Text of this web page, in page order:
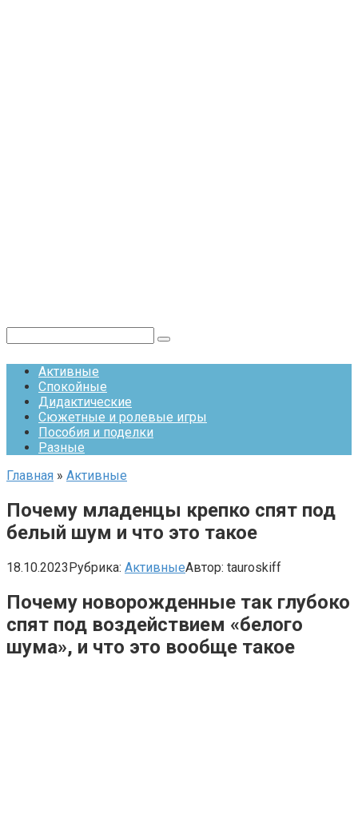
Активные
Спокойные
Дидактические
Сюжетные и ролевые игры
Пособия и поделки
Разные
Главная » Активные
Почему младенцы крепко спят под
белый шум и что это такое
18.10.2023Рубрика: АктивныеАвтор: tauroskiff
Почему новорожденные так глубоко
спят под воздействием «белого
шума», и что это вообще такое